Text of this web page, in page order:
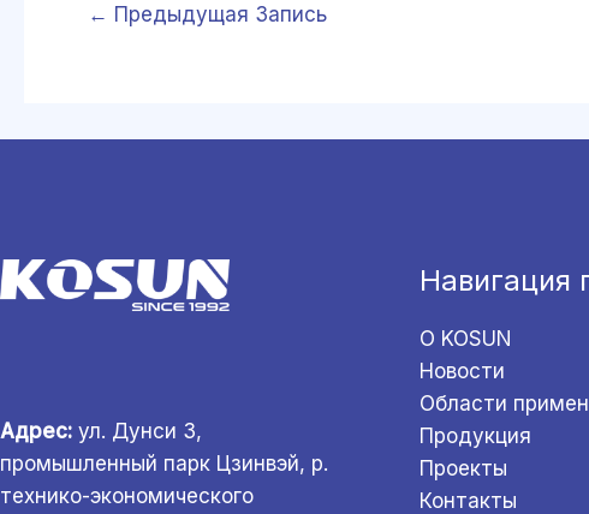
← Предыдущая Запись
Адрес: ул. Дунси 3,
промышленный парк Цзинвэй, р.
технико-экономического
Навигация
О KOSUN
Новости
Области
Продукция
Проекты
Контакты